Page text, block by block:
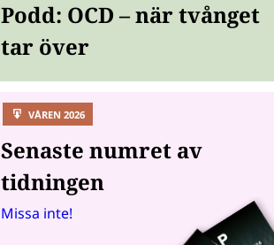
Podd: OCD – när tvånget
tar över
VÅREN 2026
Senaste numret av
tidningen
Missa inte!